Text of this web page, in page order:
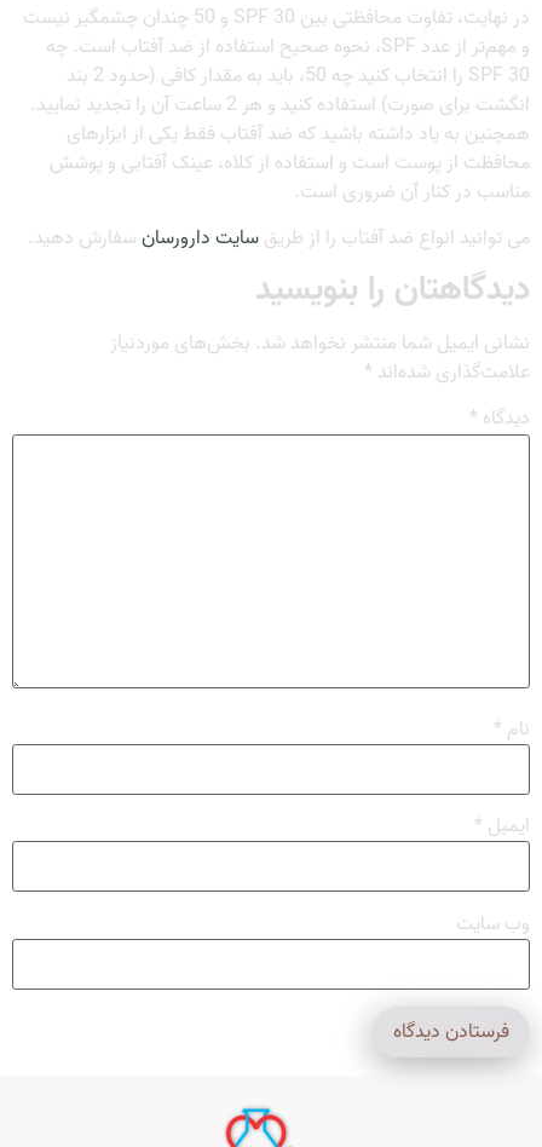
در نهایت، تفاوت محافظتی بین SPF 30 و 50 چندان چشمگیر نیست
و مهم‌تر از عدد SPF، نحوه صحیح استفاده از ضد آفتاب است. چه
SPF 30 را انتخاب کنید چه 50، باید به مقدار کافی (حدود 2 بند
انگشت برای صورت) استفاده کنید و هر 2 ساعت آن را تجدید نمایید.
همچنین به یاد داشته باشید که ضد آفتاب فقط یکی از ابزارهای
محافظت از پوست است و استفاده از کلاه، عینک آفتابی و پوشش
مناسب در کنار آن ضروری است.
می توانید انواع ضد آفتاب را از طریقسایت دارورسانسفارش دهید.
دیدگاهتان را بنویسید
نشانی ایمیل شما منتشر نخواهد شد. بخش‌های موردنیاز
علامت‌گذاری شده‌اند *
دیدگاه *
نام *
ایمیل *
وب‌ سایت